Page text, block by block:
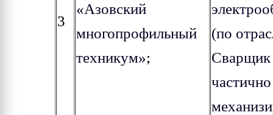
3
«Азовский
многопрофильный
техникум»;
(по
Сварщик
частично